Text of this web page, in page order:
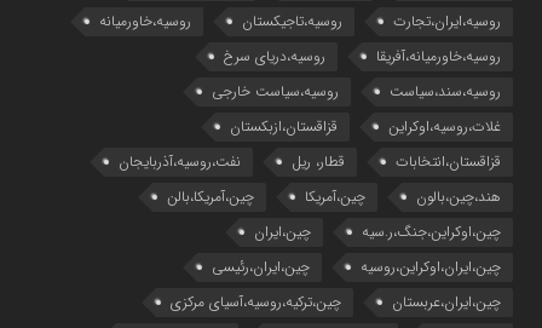
روسیه،ایران،تجارت
روسیه،تاجیکستان
روسیه،خاورمیانه
روسیه،خاورمیانه،آفریقا
روسیه،دریای سرخ
روسیه،سند،سیاست
روسیه،سیاست خارجی
غلات،روسیه،اوکراین
قزاقستان،ازبکستان
قزاقستان،انتخابات
قطار، ریل
نفت،روسیه،آذربایجان
هند،چین،بالون
چین،آمریکا
چین،آمریکا،بالن
چین،اوکراین،جنگ،ر.سیه
چین،ایران
چین،ایران،اوکراین،روسیه
چین،ایران،رئیسی
چین،ایران،عربستان
چین،ترکیه،روسیه،آسیای مرکزی